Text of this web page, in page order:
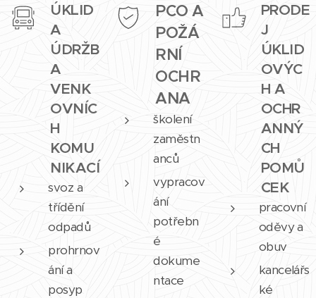
ÚKLID
A
ÚDRŽB
A
VENK
OVNÍC
H
KOMU
NIKACÍ
svoz a
třídění
odpadů
prohrnov
ání a
posyp
PCO A
POŽÁ
RNÍ
OCHR
ANA
školení
zaměstn
anců
vypracov
ání
potřebn
é
dokume
ntace
PRODE
J
ÚKLID
OVÝC
H A
OCHR
ANNÝ
CH
POMŮ
CEK
pracovní
oděvy a
obuv
kancelářs
ké